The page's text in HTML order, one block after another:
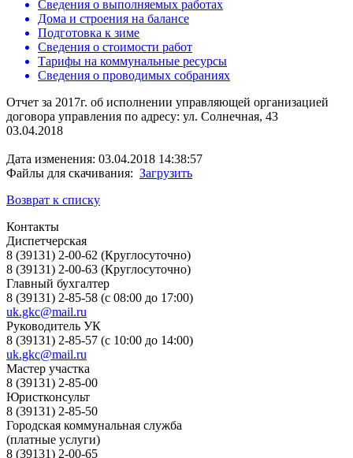
Сведения о выполняемых работах
Дома и строения на балансе
Подготовка к зиме
Сведения о стоимости работ
Тарифы на коммунальные ресурсы
Сведения о проводимых собраниях
Отчет за 2017г. об исполнении управляющей организацией
договора управления по адресу: ул. Солнечная, 43
03.04.2018
Дата изменения: 03.04.2018 14:38:57
Файлы для скачивания: Загрузить
Возврат к списку
Контакты
Диспетчерская
8 (39131) 2-00-62 (Круглосуточно)
8 (39131) 2-00-63 (Круглосуточно)
Главный бухгалтер
8 (39131) 2-85-58 (с 08:00 до 17:00)
uk.gkc@mail.ru
Руководитель УК
8 (39131) 2-85-57 (с 10:00 до 14:00)
uk.gkc@mail.ru
Мастер участка
8 (39131) 2-85-00
Юристконсульт
8 (39131) 2-85-50
Городская коммунальная служба
(платные услуги)
8 (39131) 2-00-65